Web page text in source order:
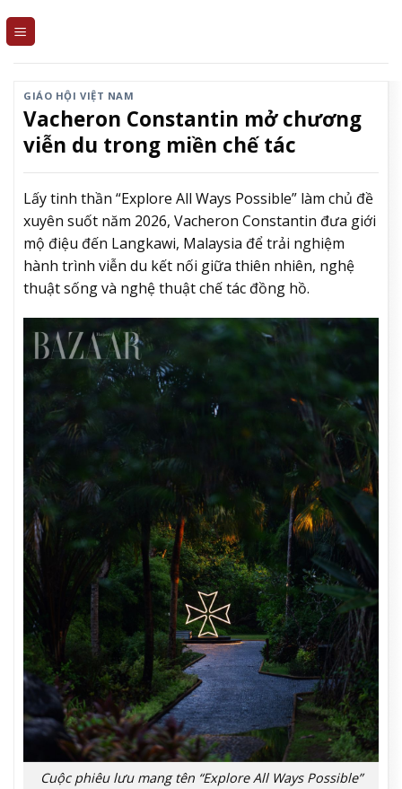
GIÁO HỘI VIỆT NAM
Vacheron Constantin mở chương
viễn du trong miền chế tác
Lấy tinh thần “Explore All Ways Possible” làm chủ đề
xuyên suốt năm 2026, Vacheron Constantin đưa giới
mộ điệu đến Langkawi, Malaysia để trải nghiệm
hành trình viễn du kết nối giữa thiên nhiên, nghệ
thuật sống và nghệ thuật chế tác đồng hồ.
Cuộc phiêu lưu mang tên “Explore All Ways Possible”